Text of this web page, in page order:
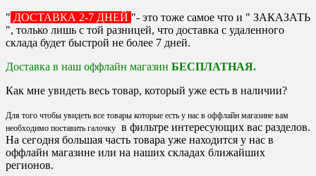
" ДОСТАВКА 2-7 ДНЕЙ "- это тоже самое что и " ЗАКАЗАТЬ
", только лишь с той разницей, что доставка с удаленного
склада будет быстрой не более 7 дней.
Доставка в наш оффлайн магазин БЕСПЛАТНАЯ.
Как мне увидеть весь товар, который уже есть в наличии?
Для того чтобы увидеть все товары которые есть у нас в оффлайн магазине вам
необходимо поставить галочку в фильтре интересующих вас разделов.
На сегодня большая часть товара уже находится у нас в
оффлайн магазине или на наших складах ближайших
регионов.